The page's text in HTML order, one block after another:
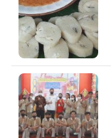
Kabarbaru.co
2026